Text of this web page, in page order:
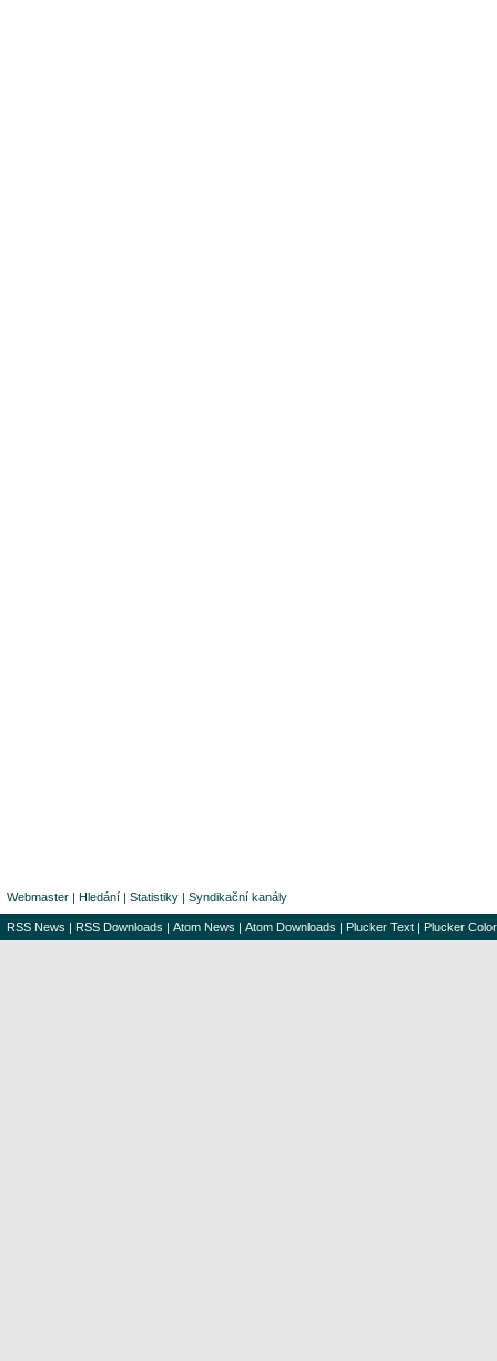
Webmaster | Hledání | Statistiky | Syndikační kanály
RSS News | RSS Downloads | Atom News | Atom Downloads | Plucker Text | Plucker Color